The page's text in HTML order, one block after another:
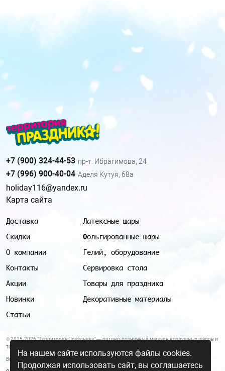
Доставка
Скидки
О компании
Контакты
Акции
Новинки
Статьи
Латексные шары
Фольгированные шары
Гелий, оборудование
Сервировка стола
Товары для праздника
Декоративные материалы
+7 (900) 324-44-53 пр-т. Ибрагимова, 24
+7 (996) 900-40-04 Аделя Кутуя, 68а
holiday116@yandex.ru
Карта сайта
© 2015-2026 "Территория Праздника" — оптово-розничный магазин воздушных шаров и
товаров для праздника.
Все цены и условия, указанные на данном сайте, не являются публичной офертой.
На нашем сайте используются файлы cookies.
Продолжая использовать сайт, вы соглашаетесь